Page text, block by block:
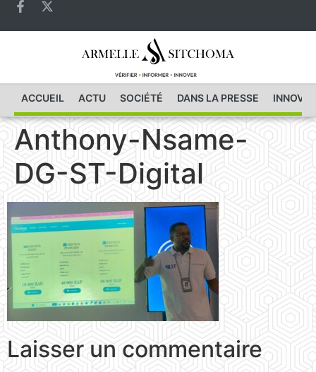
ACCUEIL ACTU SOCIÉTÉ DANS LA PRESSE
Anthony-Nsame-
DG-ST-Digital
Laisser un commentaire